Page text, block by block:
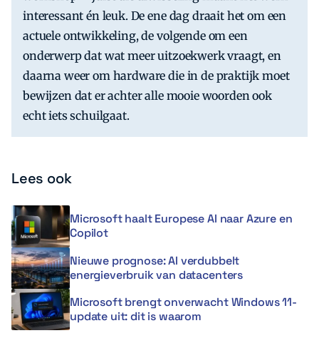
interessant én leuk. De ene dag draait het om een
actuele ontwikkeling, de volgende om een
onderwerp dat wat meer uitzoekwerk vraagt, en
daarna weer om hardware die in de praktijk moet
bewijzen dat er achter alle mooie woorden ook
echt iets schuilgaat.
Lees ook
Microsoft haalt Europese AI naar Azure en
Copilot
Nieuwe prognose: AI verdubbelt
energieverbruik van datacenters
Microsoft brengt onverwacht Windows 11-
update uit: dit is waarom